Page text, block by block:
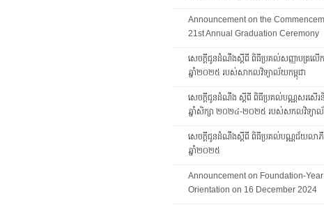
Announcement on the
21st Annual Graduation Ceremony
សេចក្តីជូនដំណឹងស្តីពី ពិធីប្រគល់សញ្ញាបត្រល
ឆ្នាំ២០២៥ របស់សាកលវិទ្យាល័យកម្ពុជា
សេចក្តីជូនដំណឹង ស្តីពី ពិធីប្រគល់បណ្ណសរសើរនិ
ឆ្នាំសិក្សា ២០២៤-២០២៥ របស់សកលវិទ្យាល័
សេចក្ដីជូនដំណឹងស្ដីពី ពិធីប្រគល់បណ្ណជ័យលា
ឆ្នាំ២០២៥
Announcement on Foundation-
Orientation on 16 December 2024